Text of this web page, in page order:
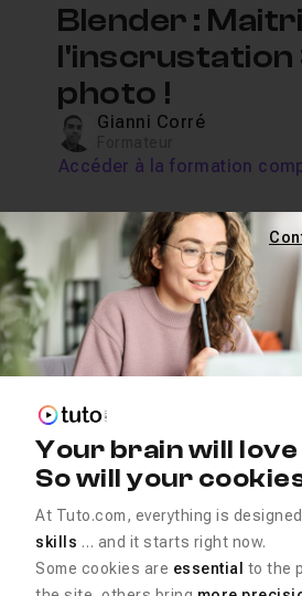
Blender :
l'inscrustation
photo !
Gianni Corré
Accéder à la formation